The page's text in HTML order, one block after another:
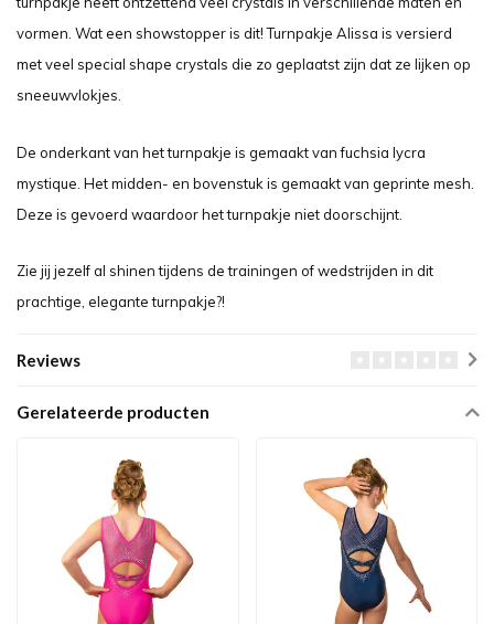
vormen. Wat een showstopper is dit! Turnpakje Alissa is versierd
met veel special shape crystals die zo geplaatst zijn dat ze lijken op
sneeuwvlokjes.
De onderkant van het turnpakje is gemaakt van fuchsia lycra
mystique. Het midden- en bovenstuk is gemaakt van geprinte mesh.
Deze is gevoerd waardoor het turnpakje niet doorschijnt.
Zie jij jezelf al shinen tijdens de trainingen of wedstrijden in dit
prachtige, elegante turnpakje?!
Reviews
Gerelateerde producten